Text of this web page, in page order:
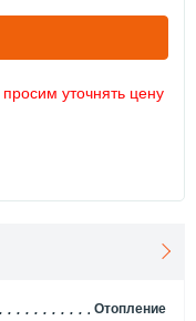
уточнять цену
Отопление